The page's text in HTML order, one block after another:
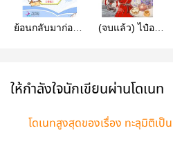
ย้อนกลับมาก่อน
(จบแล้ว) ไป๋อวี้
ให้กำลังใจนักเขียนผ่านโดเนท
โดเนทสูงสุดของเรื่อง ทะลุมิติเ